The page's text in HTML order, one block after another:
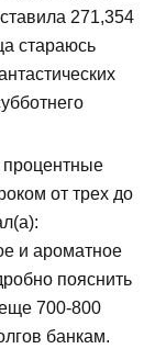
271,354
стараюсь
процентные
от трех до
и ароматное
пояснить
700-800
банкам.